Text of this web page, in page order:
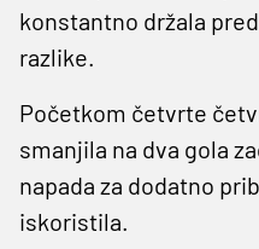
konstantno držala
razlike.
Početkom četvrte
smanjila na dva gola
napada za dodatno
iskoristila.